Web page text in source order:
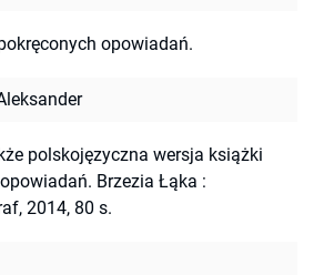
opowiadań.
polskojęzyczna wersja książki
Brzezia Łąka :
2014, 80 s.